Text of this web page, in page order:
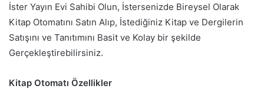
İster Yayın Evi Sahibi Olun, İstersenizde Bireysel Olarak
Kitap Otomatını Satın Alıp, İstediğiniz Kitap ve Dergilerin
Satışını ve Tanıtımını Basit ve Kolay bir şekilde
Gerçekleştirebilirsiniz.
Kitap Otomatı Özellikler